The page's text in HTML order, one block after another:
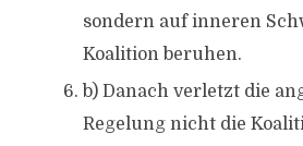
sondern auf inneren
Koalition beruhen.
b) Danach verletzt die
Regelung nicht die